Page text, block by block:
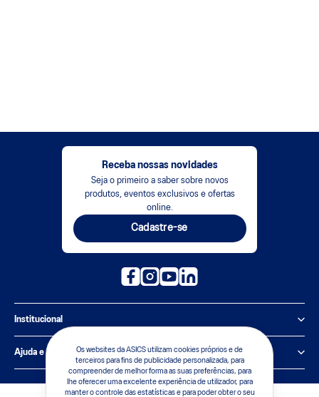
Os websites da ASICS utilizam cookies próprios e de
terceiros para fins de publicidade personalizada, para
compreender de melhor forma as suas preferências, para
lhe oferecer uma excelente experiência de utilizador, para
manter o controle das estatísticas e para poder obter o seu
Receba nossas novidades
Seja o primeiro a saber sobre novos
produtos, eventos exclusivos e ofertas
online.
Cadastre-se
Institucional
Política de Privacidade
Sobre a ASICS
Ajuda e suporte
Central de Relacionamento